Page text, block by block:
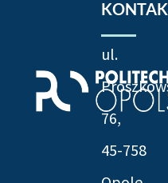
ul.
76,
45-758